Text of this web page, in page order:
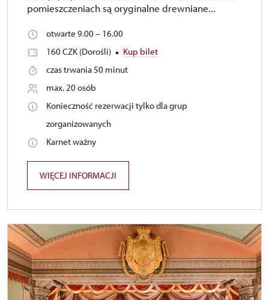
pomieszczeniach są oryginalne drewniane...
otwarte 9.00 – 16.00
160 CZK (Dorośli)
Kup bilet
czas trwania 50 minut
max. 20 osób
Konieczność rezerwacji tylko dla grup
zorganizowanych
Karnet ważny
WIĘCEJ INFORMACJI